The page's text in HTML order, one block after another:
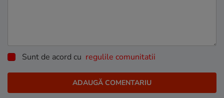
Sunt de acord cu regulile comunitatii